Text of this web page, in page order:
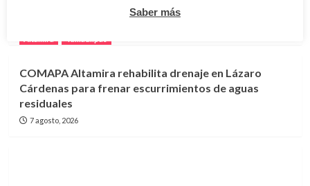
Luque con el Premio Internacional Tonantzin
COMAPA Altamira rehabilita drenaje en Lázaro
Cárdenas para frenar escurrimientos de aguas
residuales
7 agosto, 2026
Saber más